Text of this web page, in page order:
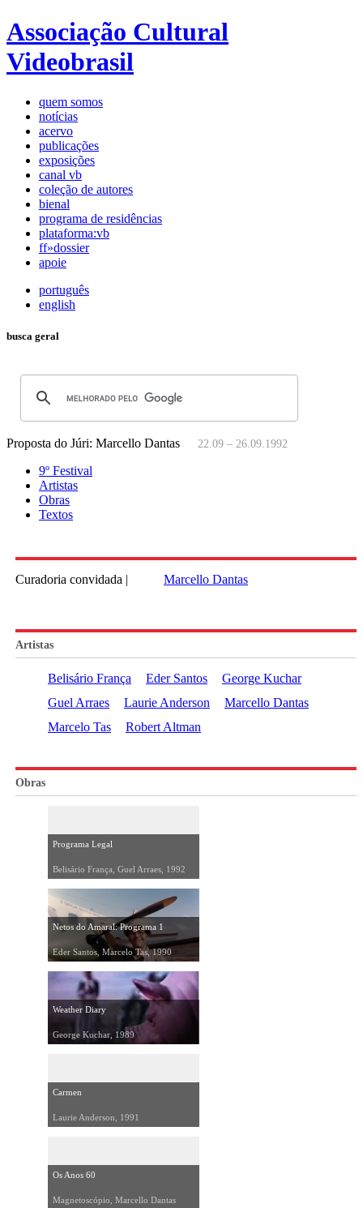
Associação Cultural
Videobrasil
quem somos
notícias
acervo
publicações
exposições
canal vb
coleção de autores
bienal
programa de residências
plataforma:vb
ff»dossier
apoie
português
english
busca geral
Proposta do Júri: Marcello Dantas 22.09 – 26.09.1992
9º Festival
Artistas
Obras
Textos
Curadoria convidada | Marcello Dantas
Artistas
Belisário França Eder Santos
George Kuchar
Guel Arraes
Laurie Anderson
Marcello Dantas
Marcelo Tas
Robert Altman
Obras
Programa Legal
Belisário França, Guel Arraes, 1992
Netos do Amaral: Programa 1
Eder Santos, Marcelo Tas, 1990
Weather Diary
George Kuchar, 1989
Carmen
Laurie Anderson, 1991
Os Anos 60
Magnetoscópio, Marcello Dantas